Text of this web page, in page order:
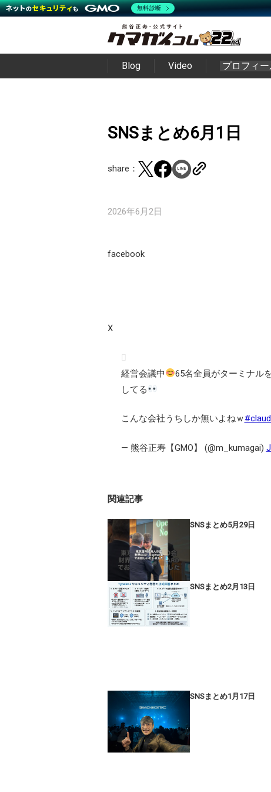
Blog Video プロフィ
SNSまとめ6月1日
share：
2026年6月2日
facebook
X
経営会議中
65名全員がターミナル
してる
こんな会社うちしか無いよねｗ
— 熊谷正寿【GMO】 (@m_kumagai)
関連記事
SNSまとめ5月29日
SNSまとめ2月13日
SNSまとめ1月17日
無料診断